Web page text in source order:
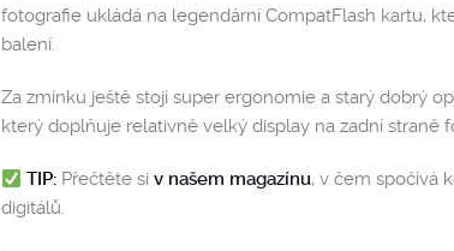
fotografie ukládá na legendární CompatFlash kartu,
balení.
Za zmínku ještě stojí super ergonomie a starý dobrý
který doplňuje relativně velký display na zadní straně
TIP: Přečtěte siv našem magazínu, v čem spočívá
digitálů.